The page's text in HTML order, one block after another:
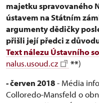
majetku spravovaného
ústavem na Státním
argumenty dědičky
přišli její předci z
Text nálezu Ústavního
nalus.usoud.cz
**)
- červen 2018- Média
Colloredo-Mansfeld o